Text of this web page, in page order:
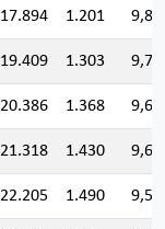
17.894 1.201
19.409 1.303
20.386 1.368
21.318 1.430
22.205 1.490